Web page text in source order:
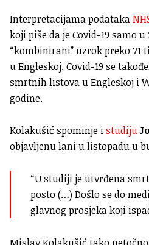
Interpretacijama podataka
koji piše da je Covid-19 samo
“kombinirani” uzrok preko 71
u Engleskoj. Covid-19 se
smrtnih listova u Engleskoj i
godine.
Kolakušić spominje istudijuJ
objavljenu lani u listopadu u
“U studiji je utvrđena
posto (…) Došlo se do
glavnog prosjeka koji